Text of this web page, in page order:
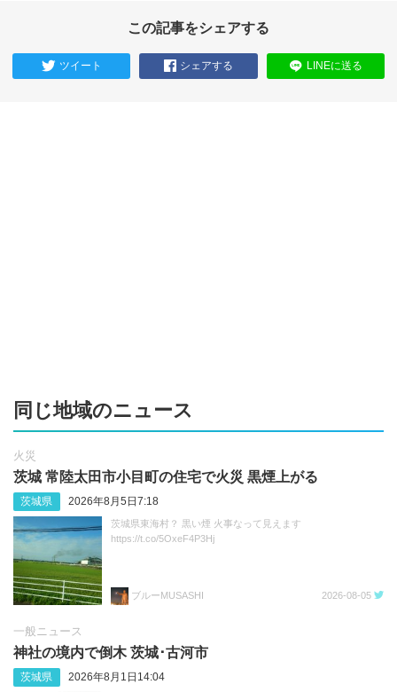
この記事をシェアする
ツイート シェアする LINEに送る
同じ地域のニュース
火災
茨城 常陸太田市小目町の住宅で火災 黒煙上がる
茨城県 2026年8月5日7:18
茨城県東海村？ 黒い煙 火事なって見えます
https://t.co/5OxeF4P3Hj
ブルーMUSASHI 2026-08-05
一般ニュース
神社の境内で倒木 茨城･古河市
茨城県 2026年8月1日14:04